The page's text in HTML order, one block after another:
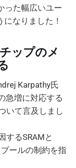
った幅広いユー
なりました！
ップのメ
Karpathy氏
急増に対応する
いて言及しまし
するSRAMと
ールの制約を指